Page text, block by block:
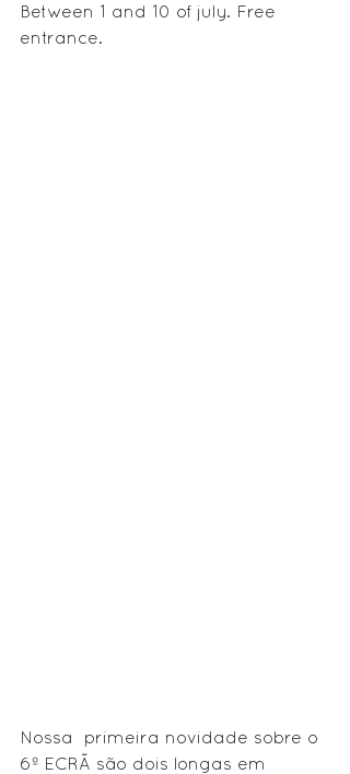
Between 1 and 10 of july. Free
entrance.
Nossa  primeira novidade sobre o
6º ECRÃ são dois longas em